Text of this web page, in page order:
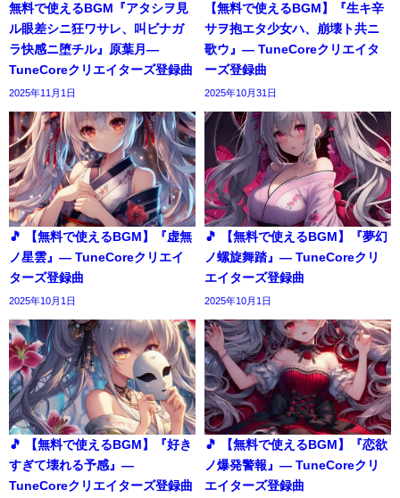
無料で使えるBGM『アタシヲ見
ル眼差シニ狂ワサレ、叫ビナガ
ラ快感ニ堕チル』原葉月―
TuneCoreクリエイターズ登録曲
2025年11月1日
【無料で使えるBGM】『生キ辛
サヲ抱エタ少女ハ、崩壊ト共ニ
歌ウ』― TuneCoreクリエイタ
ーズ登録曲
2025年10月31日
🎵 【無料で使えるBGM】『虚無
ノ星雲』― TuneCoreクリエイ
ターズ登録曲
2025年10月1日
🎵 【無料で使えるBGM】『夢幻
ノ螺旋舞踏』― TuneCoreクリ
エイターズ登録曲
2025年10月1日
🎵 【無料で使えるBGM】『好き
すぎて壊れる予感』―
TuneCoreクリエイターズ登録曲
🎵 【無料で使えるBGM】『恋欲
ノ爆発警報』― TuneCoreクリ
エイターズ登録曲